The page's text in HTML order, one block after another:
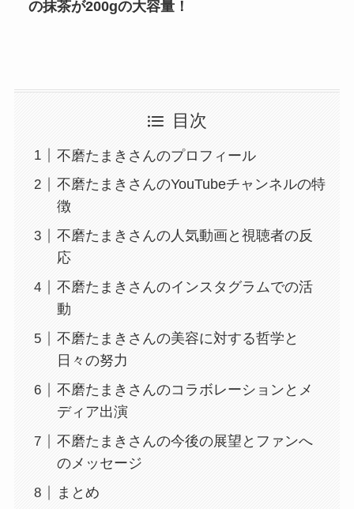
の抹茶が200gの大容量！
目次
不磨たまきさんのプロフィール
不磨たまきさんのYouTubeチャンネルの特
徴
不磨たまきさんの人気動画と視聴者の反
応
不磨たまきさんのインスタグラムでの活
動
不磨たまきさんの美容に対する哲学と
日々の努力
不磨たまきさんのコラボレーションとメ
ディア出演
不磨たまきさんの今後の展望とファンへ
のメッセージ
まとめ